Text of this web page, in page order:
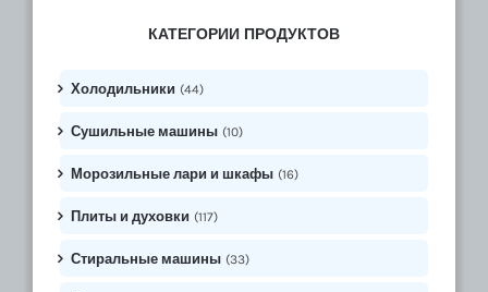
КАТЕГОРИИ ПРОДУКТОВ
Холодильники (44)
Сушильные машины (10)
Морозильные лари и шкафы (16)
Плиты и духовки (117)
Стиральные машины (33)